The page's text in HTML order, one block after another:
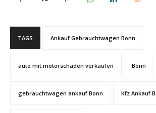
TAGS Ankauf Gebrauchtwagen Bonn
auto mit motorschaden verkaufen Bonn
gebrauchtwagen ankauf Bonn Kfz Ankauf